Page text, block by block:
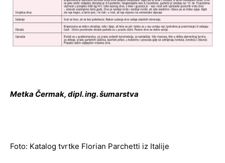
Metka Čermak, dipl. ing. šumarstva
Foto: Katalog tvrtke Florian Parchetti iz Italije